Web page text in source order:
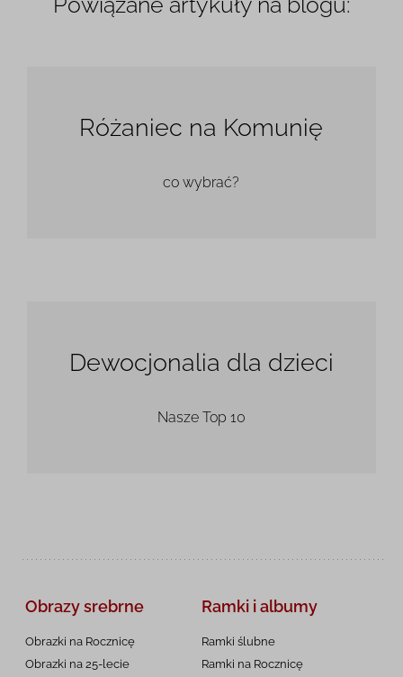
Różaniec na Komunię
co wybrać?
Dewocjonalia dla dzieci
Nasze Top 10
Obrazy srebrne
Obrazki na Rocznicę
Obrazki na 25-lecie
Ramki i albumy
Ramki ślubne
Ramki na Rocznicę